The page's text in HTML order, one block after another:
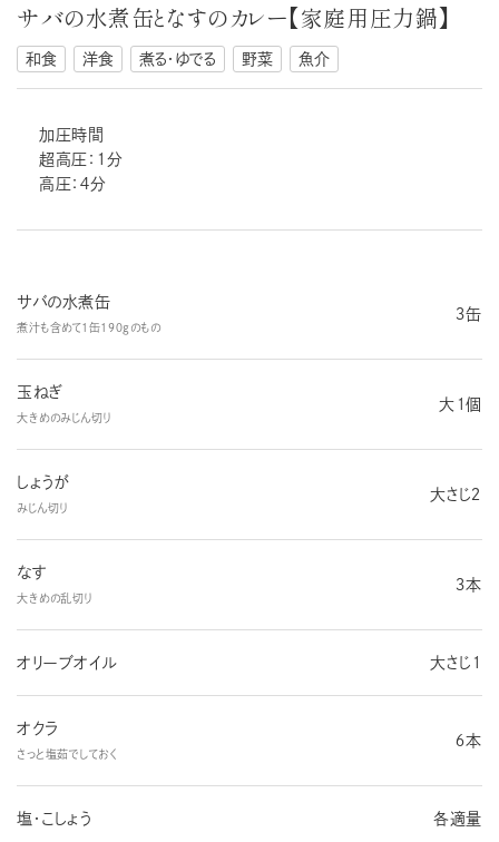
サバの水煮缶となすのカレー【家庭用圧力鍋】
和食 洋食 煮る・ゆでる 野菜 魚介
加圧時間
超高圧：１分
高圧：４分
サバの水煮缶
煮汁も含めて１缶１９０gのもの
３缶
玉ねぎ
大きめのみじん切り
大１個
しょうが
みじん切り
大さじ２
なす
大きめの乱切り
３本
オリーブオイル 大さじ１
オクラ
さっと塩茹でしておく
６本
塩・こしょう 各適量